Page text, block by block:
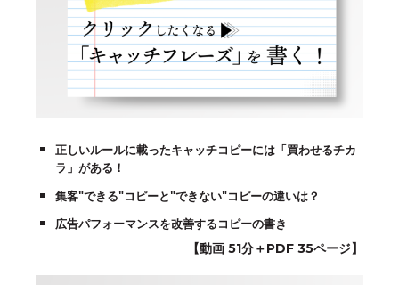
正しいルールに載ったキャッチコピーには「買わせるチカ
ラ」がある！
集客"できる"コピーと"できない"コピーの違いは？
広告パフォーマンスを改善するコピーの書き
【動画 51分＋PDF 35ページ】